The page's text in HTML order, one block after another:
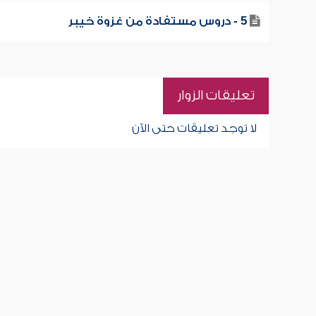
5 - دروس مستفادة من غزوة خيبر
تعليقات الزوار
لا توجد تعليقات حتى الآن